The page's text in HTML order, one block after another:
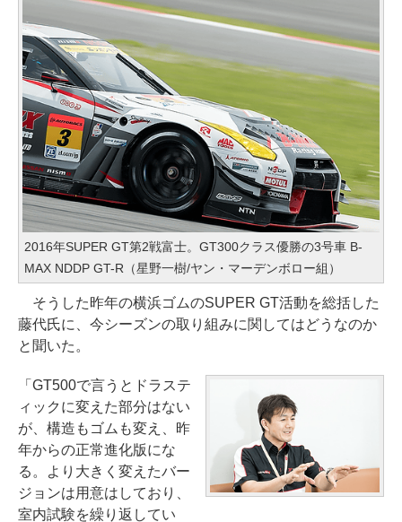
2016年SUPER GT第2戦富士。GT300クラス優勝の3号車 B-
MAX NDDP GT-R（星野一樹/ヤン・マーデンボロー組）
そうした昨年の横浜ゴムのSUPER GT活動を総括した
藤代氏に、今シーズンの取り組みに関してはどうなのか
と聞いた。
「GT500で言うとドラステ
ィックに変えた部分はない
が、構造もゴムも変え、昨
年からの正常進化版にな
る。より大きく変えたバー
ジョンは用意はしており、
室内試験を繰り返してい